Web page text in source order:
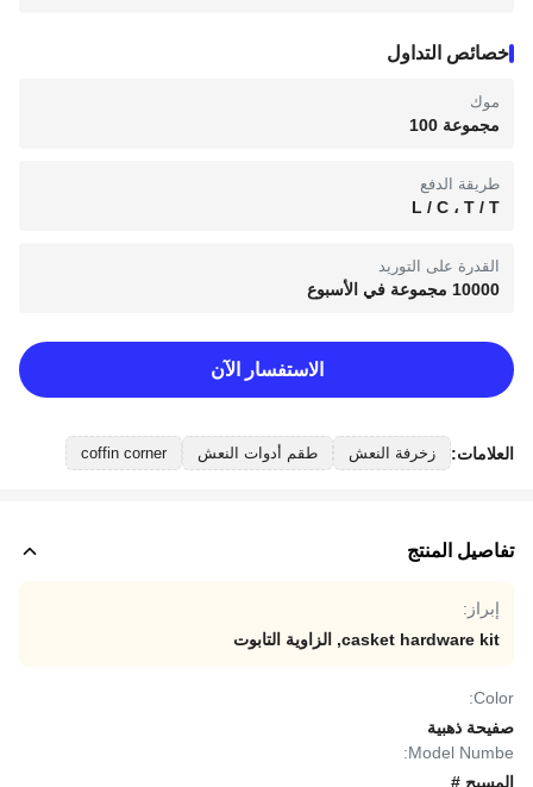
خصائص التداول
موك
مجموعة 100
طريقة الدفع
L / C ، T / T
القدرة على التوريد
10000 مجموعة في الأسبوع
الاستفسار الآن
العلامات: زخرفة النعش طقم أدوات النعش coffin corner
تفاصيل المنتج
إبراز:
casket hardware kit
, الزاوية التابوت
Color:
صفيحة ذهبية
Model Numbe:
المسيح #